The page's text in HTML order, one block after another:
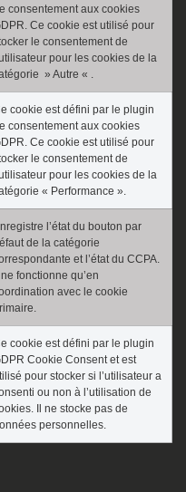
consentement aux cookies
Ce cookie est utilisé pour
le consentement de
pour les cookies de la
» Autre « .
cookie est défini par le plugin
consentement aux cookies
Ce cookie est utilisé pour
le consentement de
pour les cookies de la
« Performance ».
l’état du bouton par
de la catégorie
et l’état du CCPA.
Il ne fonctionne qu’en
avec le cookie
cookie est défini par le plugin
Cookie Consent et est
pour stocker si l’utilisateur a
ou non à l’utilisation de
Il ne stocke pas de
personnelles.